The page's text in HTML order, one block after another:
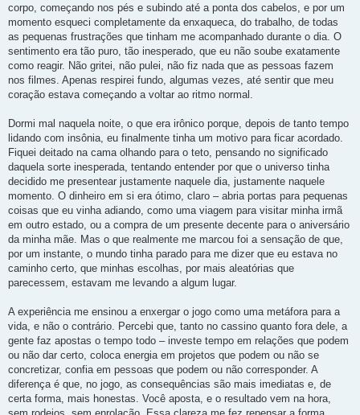
corpo, começando nos pés e subindo até a ponta dos cabelos, e por um
momento esqueci completamente da enxaqueca, do trabalho, de todas
as pequenas frustrações que tinham me acompanhado durante o dia. O
sentimento era tão puro, tão inesperado, que eu não soube exatamente
como reagir. Não gritei, não pulei, não fiz nada que as pessoas fazem
nos filmes. Apenas respirei fundo, algumas vezes, até sentir que meu
coração estava começando a voltar ao ritmo normal.
Dormi mal naquela noite, o que era irônico porque, depois de tanto tempo
lidando com insônia, eu finalmente tinha um motivo para ficar acordado.
Fiquei deitado na cama olhando para o teto, pensando no significado
daquela sorte inesperada, tentando entender por que o universo tinha
decidido me presentear justamente naquele dia, justamente naquele
momento. O dinheiro em si era ótimo, claro – abria portas para pequenas
coisas que eu vinha adiando, como uma viagem para visitar minha irmã
em outro estado, ou a compra de um presente decente para o aniversário
da minha mãe. Mas o que realmente me marcou foi a sensação de que,
por um instante, o mundo tinha parado para me dizer que eu estava no
caminho certo, que minhas escolhas, por mais aleatórias que
parecessem, estavam me levando a algum lugar.
A experiência me ensinou a enxergar o jogo como uma metáfora para a
vida, e não o contrário. Percebi que, tanto no cassino quanto fora dele, a
gente faz apostas o tempo todo – investe tempo em relações que podem
ou não dar certo, coloca energia em projetos que podem ou não se
concretizar, confia em pessoas que podem ou não corresponder. A
diferença é que, no jogo, as consequências são mais imediatas e, de
certa forma, mais honestas. Você aposta, e o resultado vem na hora,